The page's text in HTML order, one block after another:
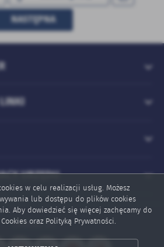
w celu realizacji usług. Możesz
lub dostępu do plików cookies
Aby dowiedzieć się więcej zachęcamy do
oraz Polityką Prywatności.
NASTĘPNA
URZĘDU
Online: 31